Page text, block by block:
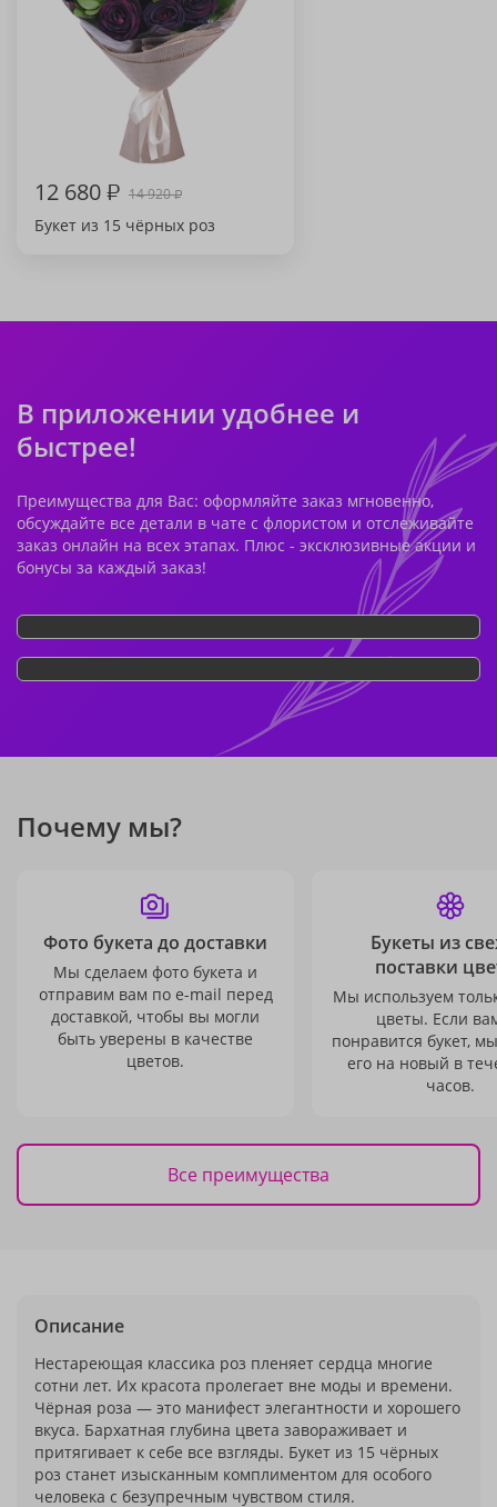
12 680₽ 14 920₽
Букет из 15 чёрных роз
В приложении удобнее и
быстрее!
Преимущества для Вас: оформляйте заказ мгновенно,
обсуждайте все детали в чате с флористом и отслеживайте
заказ онлайн на всех этапах. Плюс - эксклюзивные акции и
бонусы за каждый заказ!
Почему мы?
Фото букета до доставки
Мы сделаем фото букета и
отправим вам по e-mail перед
доставкой, чтобы вы могли
быть уверены в качестве
цветов.
Букеты из
поставки
Мы используем
цветы. Если
понравится букет,
его на новый в
часов.
Все преимущества
Описание
Нестареющая классика роз пленяет сердца многие
сотни лет. Их красота пролегает вне моды и времени.
Чёрная роза — это манифест элегантности и хорошего
вкуса. Бархатная глубина цвета завораживает и
притягивает к себе все взгляды. Букет из 15 чёрных
роз станет изысканным комплиментом для особого
человека с безупречным чувством стиля.